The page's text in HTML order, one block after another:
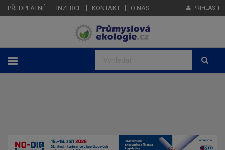
PŘEDPLATNÉ INZERCE KONTAKT O NÁS PŘIHLÁSIT